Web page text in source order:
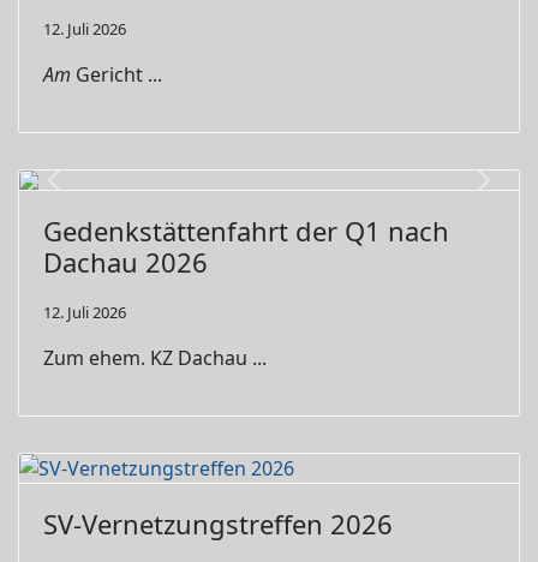
12. Juli 2026
Am Gericht ...
Previous Next
Gedenkstättenfahrt der Q1 nach
Dachau 2026
12. Juli 2026
Zum ehem. KZ Dachau ...
SV-Vernetzungstreffen 2026